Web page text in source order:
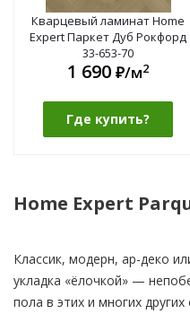
Кварцевый ламинат Home
Expert Паркет Дуб Рокфорд
33-653-70
1 690 ₽/м2
Где купить?
Home Expert
Классик, модерн, ар-деко
укладка «ёлочкой» —
пола в этих и многих